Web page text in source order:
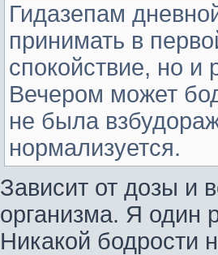
Гидазепам
принимать в
спокойствие, но и
Вечером может
не была
нормализуется.
Зависит от дозы и
организма. Я один
Никакой бодрости